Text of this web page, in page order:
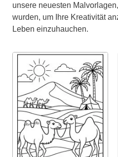
unsere neuesten
wurden, um Ihre Kreativität
Leben einzuhauchen.